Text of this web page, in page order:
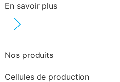
En savoir plus
Nos produits
Cellules de production